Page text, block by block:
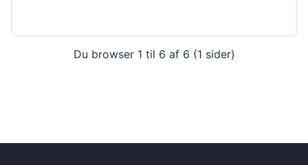
Du browser 1 til 6 af 6 (1 sider)